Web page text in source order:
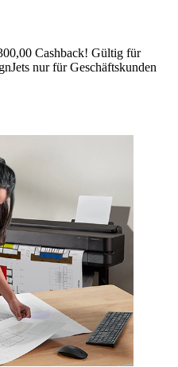
Cashback! Gültig für
nur für Geschäftskunden